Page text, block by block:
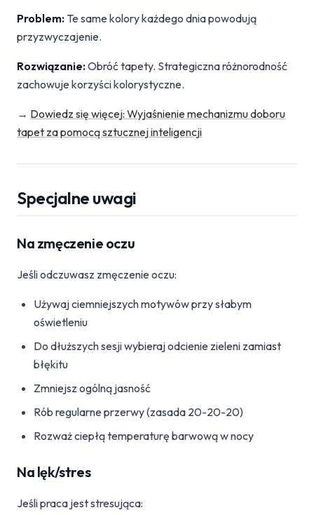
Problem: Te same kolory każdego dnia powodują
przyzwyczajenie.
Rozwiązanie:Obróć tapety. Strategiczna różnorodność
zachowuje korzyści kolorystyczne.
→ Dowiedz się więcej: Wyjaśnienie mechanizmu doboru
tapet za pomocą sztucznej inteligencji
Specjalne uwagi
Na zmęczenie oczu
Jeśli odczuwasz zmęczenie oczu:
Używaj ciemniejszych motywów przy słabym
oświetleniu
Do dłuższych sesji wybieraj odcienie zieleni zamiast
błękitu
Zmniejsz ogólną jasność
Rób regularne przerwy (zasada 20-20-20)
Rozważ ciepłą temperaturę barwową w nocy
Na lęk/stres
Jeśli praca jest stresująca: